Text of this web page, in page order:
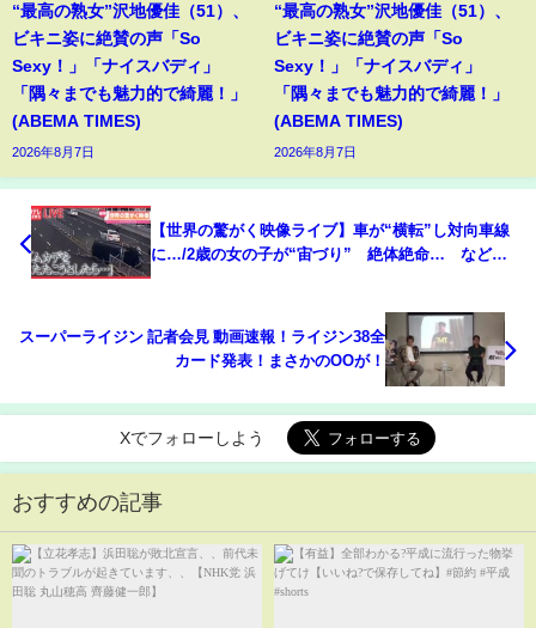
“最高の熟女”沢地優佳（51）、
ビキニ姿に絶賛の声「So
Sexy！」「ナイスバディ」
「隅々までも魅力的で綺麗！」
(ABEMA TIMES)
2026年8月7日
“最高の熟女”沢地優佳（51）、
ビキニ姿に絶賛の声「So
Sexy！」「ナイスバディ」
「隅々までも魅力的で綺麗！」
(ABEMA TIMES)
2026年8月7日
【世界の驚がく映像ライブ】車が“横転”し対向車線
に…/2歳の女の子が“宙づり” 絶体絶命… など
スーパーライジン 記者会見 動画速報！ライジン38全
カード発表！まさかのOOが！
Xでフォローしよう
おすすめの記事